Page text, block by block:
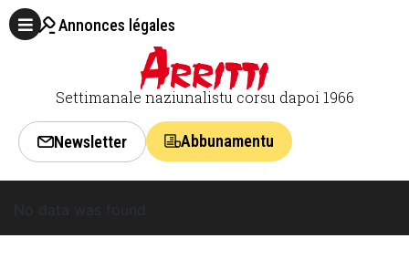
Annonces légales
Settimanale naziunalistu corsu dapoi 1966
Newsletter Abbunamentu
No data was found